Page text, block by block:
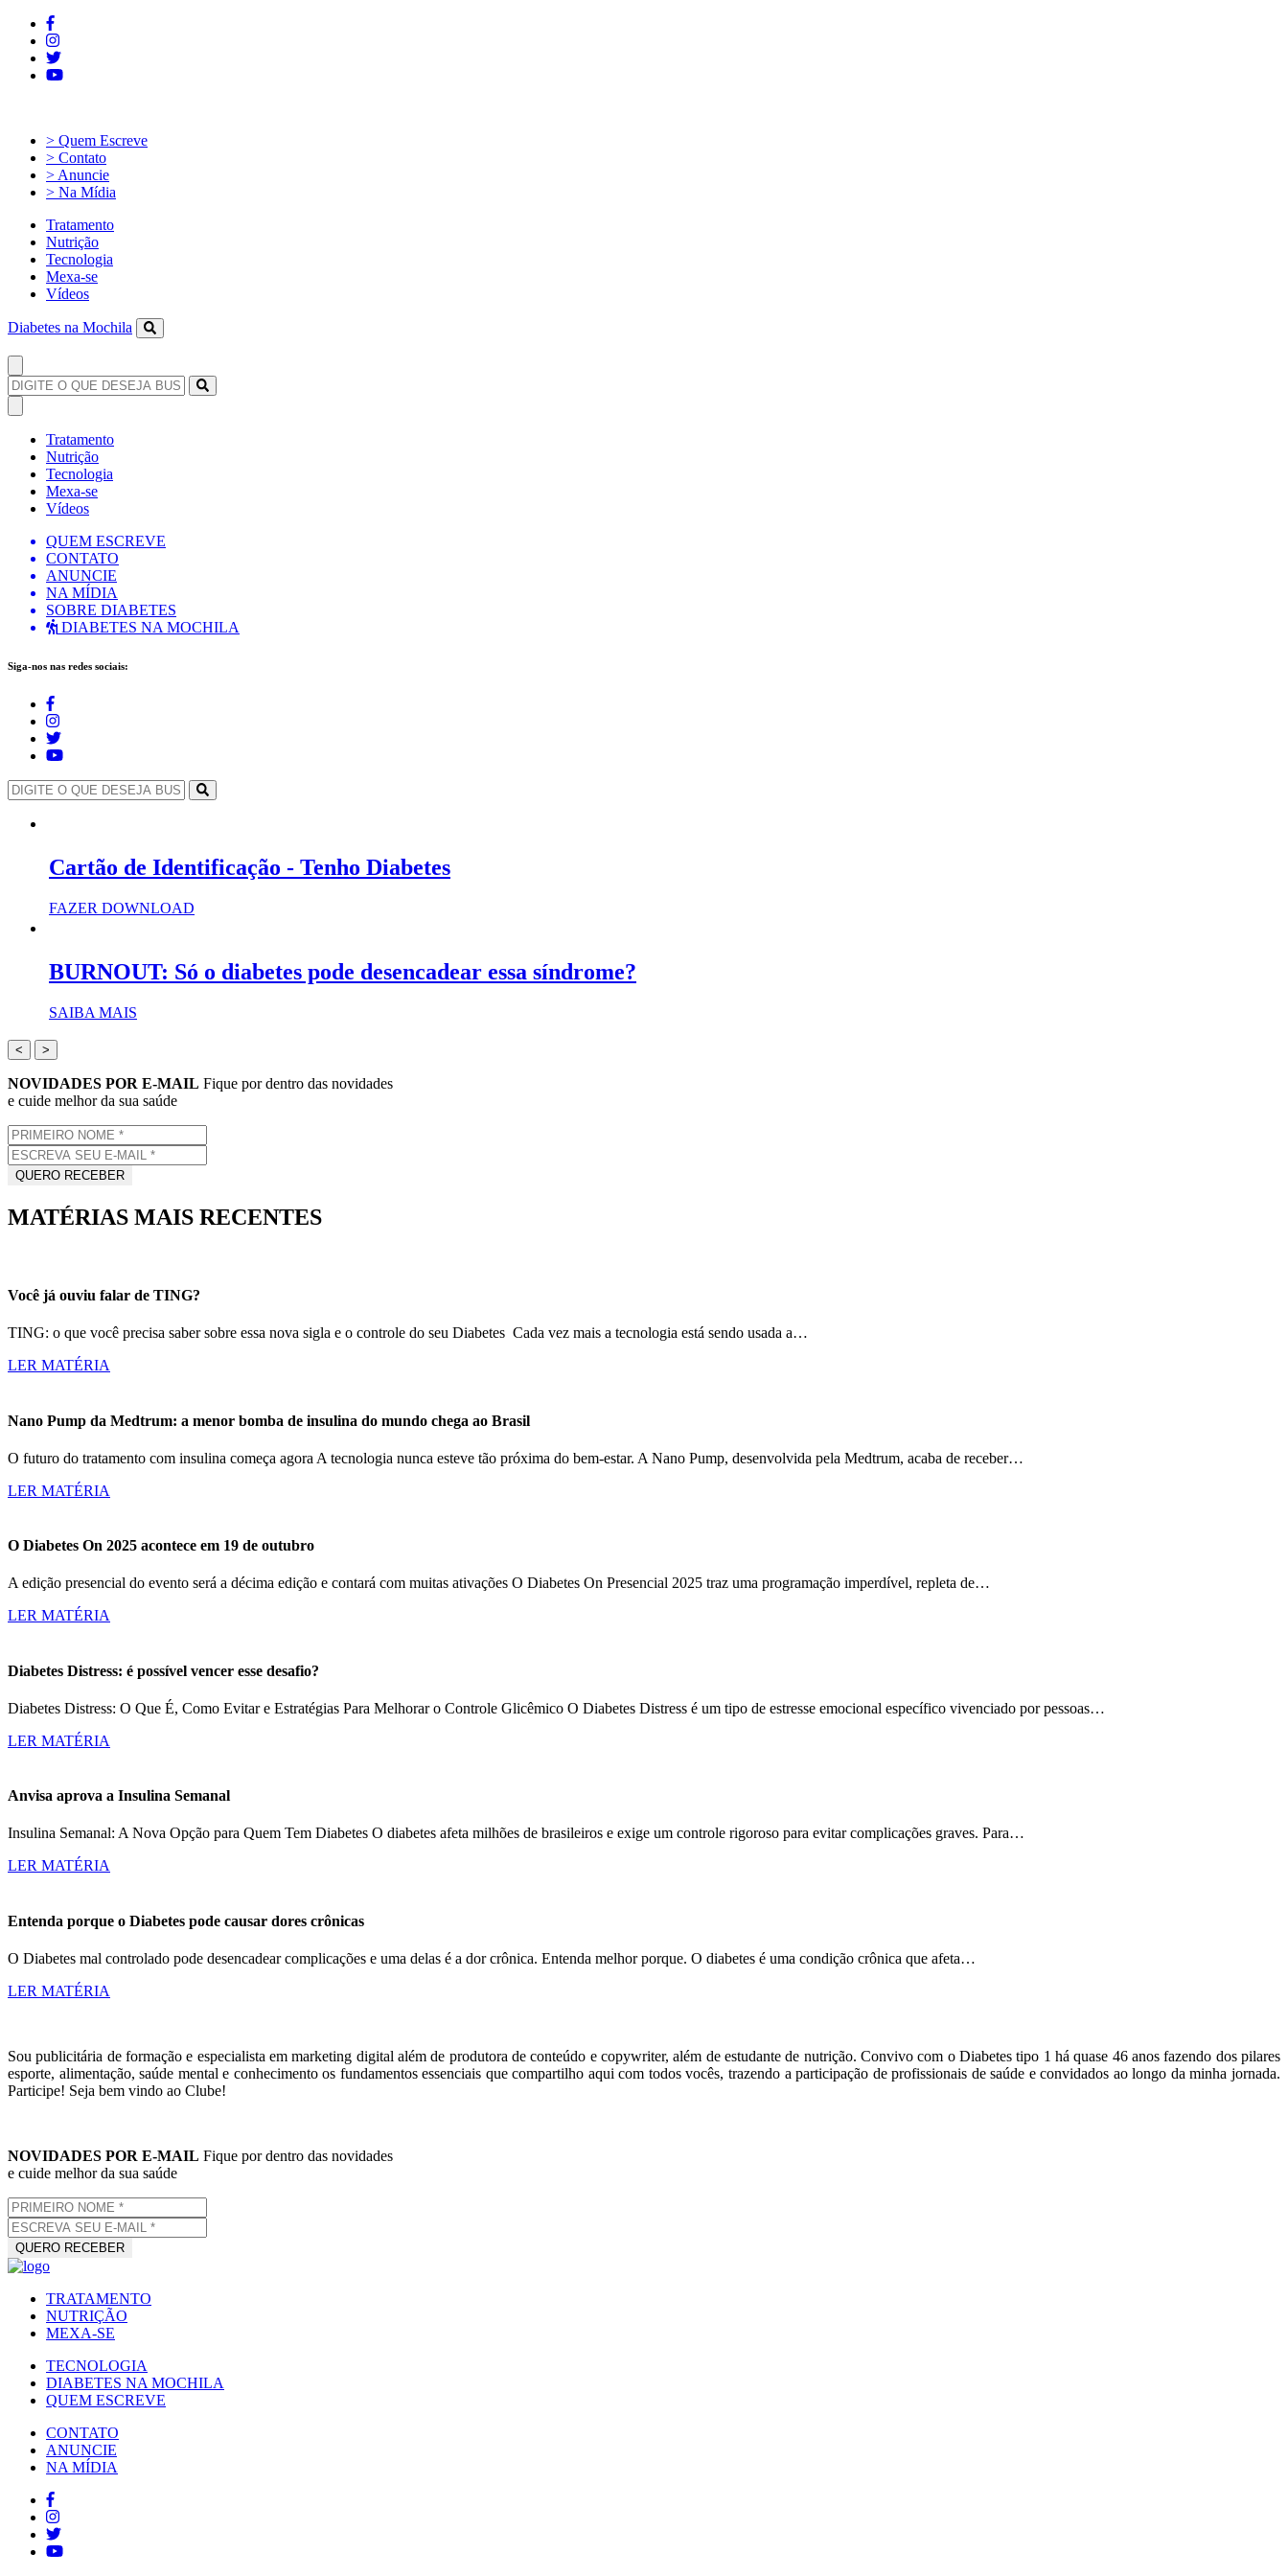
> Quem Escreve
> Contato
> Anuncie
> Na Mídia
Tratamento
Nutrição
Tecnologia
Mexa-se
Vídeos
Diabetes na Mochila
Tratamento
Nutrição
Tecnologia
Mexa-se
Vídeos
QUEM ESCREVE
CONTATO
ANUNCIE
NA MÍDIA
SOBRE DIABETES
DIABETES NA MOCHILA
Siga-nos nas redes sociais:
Cartão de Identificação - Tenho Diabetes
FAZER DOWNLOAD
BURNOUT: Só o diabetes pode desencadear essa síndrome?
SAIBA MAIS
< >
NOVIDADES POR E-MAIL Fique por dentro das novidades
e cuide melhor da sua saúde
MATÉRIAS MAIS RECENTES
Você já ouviu falar de TING?
TING: o que você precisa saber sobre essa nova sigla e o controle do seu Diabetes Cada vez mais a tecnologia está sendo usada a…
LER MATÉRIA
Nano Pump da Medtrum: a menor bomba de insulina do mundo chega ao Brasil
O futuro do tratamento com insulina começa agora A tecnologia nunca esteve tão próxima do bem-estar. A Nano Pump, desenvolvida pela Medtrum, acaba de receber…
LER MATÉRIA
O Diabetes On 2025 acontece em 19 de outubro
A edição presencial do evento será a décima edição e contará com muitas ativações O Diabetes On Presencial 2025 traz uma programação imperdível, repleta de…
LER MATÉRIA
Diabetes Distress: é possível vencer esse desafio?
Diabetes Distress: O Que É, Como Evitar e Estratégias Para Melhorar o Controle Glicêmico O Diabetes Distress é um tipo de estresse emocional específico vivenciado por pessoas…
LER MATÉRIA
Anvisa aprova a Insulina Semanal
Insulina Semanal: A Nova Opção para Quem Tem Diabetes O diabetes afeta milhões de brasileiros e exige um controle rigoroso para evitar complicações graves. Para…
LER MATÉRIA
Entenda porque o Diabetes pode causar dores crônicas
O Diabetes mal controlado pode desencadear complicações e uma delas é a dor crônica. Entenda melhor porque. O diabetes é uma condição crônica que afeta…
LER MATÉRIA
Sou publicitária de formação e especialista em marketing digital além de produtora de conteúdo e copywriter, além de estudante de nutrição. Convivo com o Diabetes tipo 1 há quase 46 anos fazendo dos pilares
esporte, alimentação, saúde mental e conhecimento os fundamentos essenciais que compartilho aqui com todos vocês, trazendo a participação de profissionais de saúde e convidados ao longo da minha jornada.
Participe! Seja bem vindo ao Clube!
NOVIDADES POR E-MAIL Fique por dentro das novidades
e cuide melhor da sua saúde
TRATAMENTO
NUTRIÇÃO
MEXA-SE
TECNOLOGIA
DIABETES NA MOCHILA
QUEM ESCREVE
CONTATO
ANUNCIE
NA MÍDIA